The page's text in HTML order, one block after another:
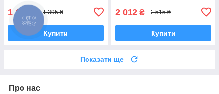
1 116 1 395 ₴
Купити
2 012 ₴ 2 515 ₴
Купити
Показати ще
Про нас